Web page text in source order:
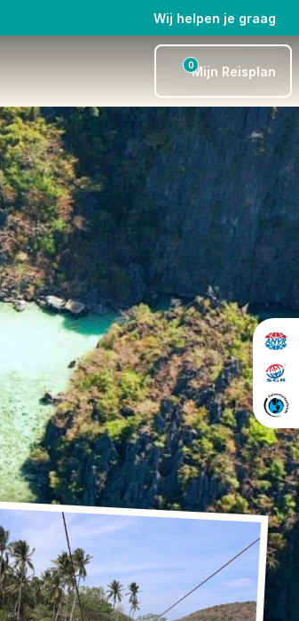
Wij helpen je graag
0Mijn Reisplan